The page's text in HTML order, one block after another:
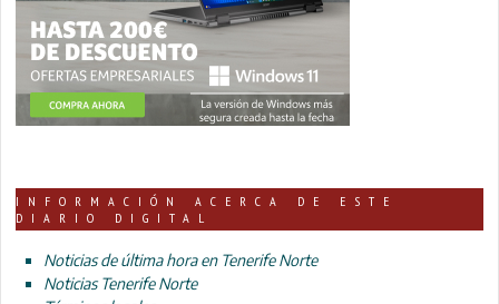
INFORMACIÓN ACERCA DE ESTE
DIARIO DIGITAL
Noticias de última hora en Tenerife Norte
Noticias Tenerife Norte